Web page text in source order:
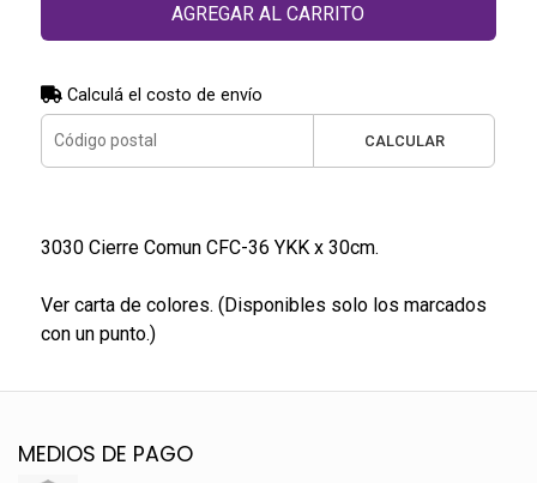
AGREGAR AL CARRITO
Calculá el costo de envío
CALCULAR
3030 Cierre Comun CFC-36 YKK x 30cm.
Ver carta de colores. (Disponibles solo los marcados
con un punto.)
MEDIOS DE PAGO